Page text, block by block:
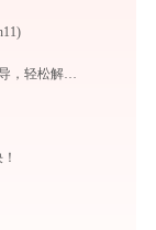
HP Designjet 4500打印机驱动下载安装全程指导，轻松解决打印问题